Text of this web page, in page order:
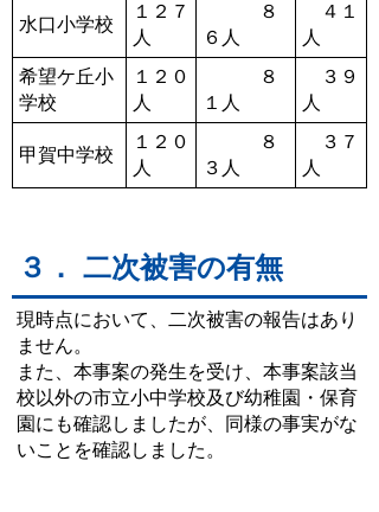
水口小学校
１２７
人
８
６人
４１
人
希望ケ丘小
学校
１２０
人
８
１人
３９
人
甲賀中学校
１２０
人
８
３人
３７
人
３． 二次被害の有無
現時点において、二次被害の報告はあり
ません。
また、本事案の発生を受け、本事案該当
校以外の市立小中学校及び幼稚園・保育
園にも確認しましたが、同様の事実がな
いことを確認しました。